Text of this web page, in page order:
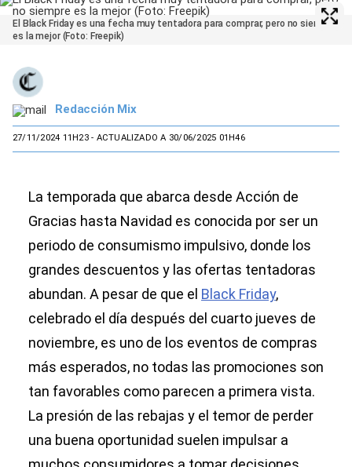
El Black Friday es una fecha muy tentadora para comprar, pero no siempre
es la mejor (Foto: Freepik)
Redacción Mix
27/11/2024 11H23- ACTUALIZADO A 30/06/2025 01H46
La temporada que abarca desde Acción de
Gracias hasta Navidad es conocida por ser un
periodo de consumismo impulsivo, donde los
grandes descuentos y las ofertas tentadoras
abundan. A pesar de que el Black Friday,
celebrado el día después del cuarto jueves de
noviembre, es uno de los eventos de compras
más esperados, no todas las promociones son
tan favorables como parecen a primera vista.
La presión de las rebajas y el temor de perder
una buena oportunidad suelen impulsar a